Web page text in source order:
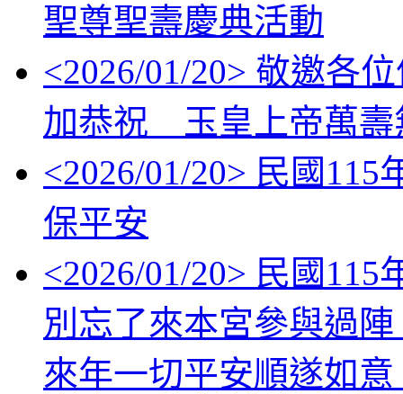
聖尊聖壽慶典活動
<2026/01/20> 敬邀各
加恭祝 玉皇上帝萬壽
<2026/01/20> 民國115
保平安
<2026/01/20> 民國115
別忘了來本宮參與過
來年一切平安順遂如